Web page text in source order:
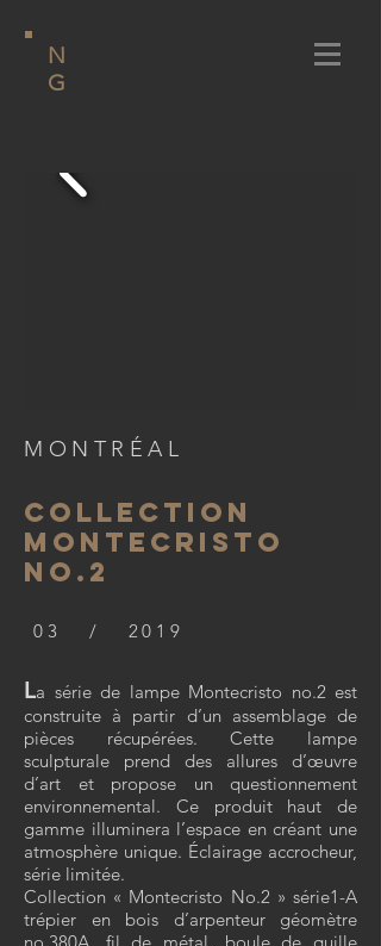
N
G
MONTRÉAL
COLLECTION
MONTECRISTO
NO.2
03 / 2019
La série de lampe Montecristo no.2 est
construite à partir d’un assemblage de
pièces récupérées. Cette lampe
sculpturale prend des allures d’œuvre
d’art et propose un questionnement
environnemental. Ce produit haut de
gamme illuminera l’espace en créant une
atmosphère unique. Éclairage accrocheur,
série limitée.
Collection « Montecristo No.2 » série1-A
trépier en bois d’arpenteur géomètre